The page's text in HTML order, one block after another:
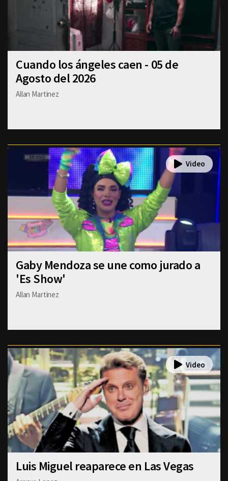
Cuando los ángeles caen - 05 de
Agosto del 2026
Allan Martinez
Gaby Mendoza se une como jurado a
'Es Show'
Allan Martinez
Luis Miguel reaparece en Las Vegas